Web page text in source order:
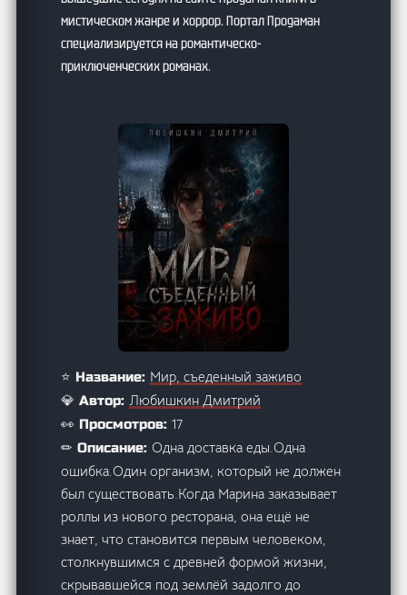
мистическом жанре и хоррор. Портал Продаман
специализируется на романтическо-
приключенческих романах.
⭐ Название: Мир, съеденный заживо
💎 Автор:Любишкин Дмитрий
👀 Просмотров:17
✏ Описание:Одна доставка еды.Одна
ошибка.Один организм, который не должен
был существовать.Когда Марина заказывает
роллы из нового ресторана, она ещё не
знает, что становится первым человеком,
столкнувшимся с древней формой жизни,
скрывавшейся под землёй задолго до